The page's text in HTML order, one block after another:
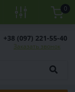
0
+38 (097) 221-55-40
Заказать звонок